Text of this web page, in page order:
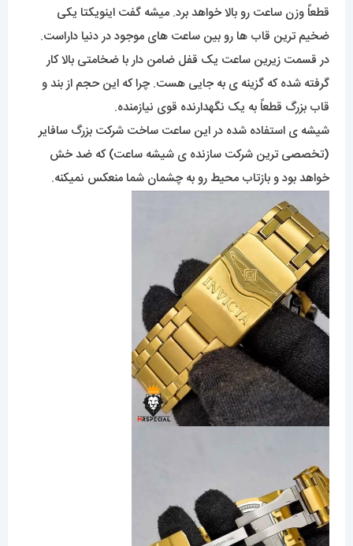
قطعاً وزن ساعت رو بالا خواهد برد. میشه گفت اینویکتا یکی
ضخیم ترین قاب ها رو بین ساعت های موجود در دنیا داراست.
در قسمت زیرین ساعت یک قفل ضامن دار با ضخامتی بالا کار
گرفته شده که گزینه ی به جایی هست. چرا که این حجم از بند و
قاب بزرگ قطعاً به یک نگهدارنده قوی نیازمنده.
شیشه ی استفاده شده در این ساعت ساخت شرکت بزرگ سافایر
(تخصصی ترین شرکت سازنده ی شیشه ساعت) که ضد خش
خواهد بود و بازتاب محیط رو به چشمان شما منعکس نمیکنه.